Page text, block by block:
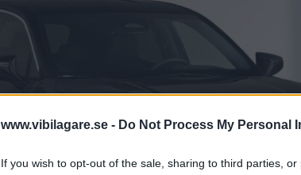
www.vibilagare.se - Do Not Process My Personal
If you wish to opt-out of the sale, sharing to third parties,